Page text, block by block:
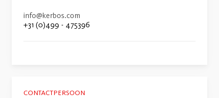
info@kerbos.com
+31 (0)499 - 475396
CONTACTPERSOON